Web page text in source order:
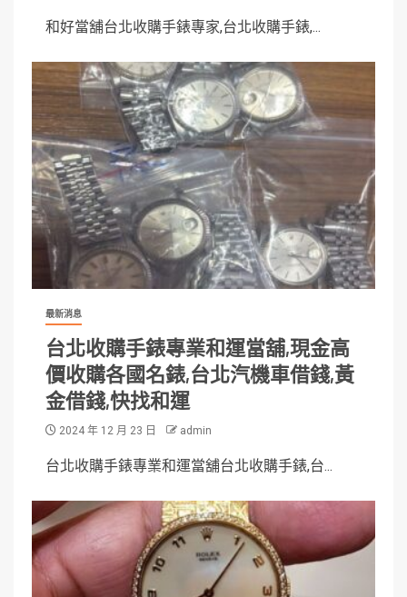
和好當舖台北收購手錶專家,台北收購手錶,...
最新消息
台北收購手錶專業和運當舖,現金高
價收購各國名錶,台北汽機車借錢,黃
金借錢,快找和運
2024 年 12 月 23 日 admin
台北收購手錶專業和運當舖台北收購手錶,台...